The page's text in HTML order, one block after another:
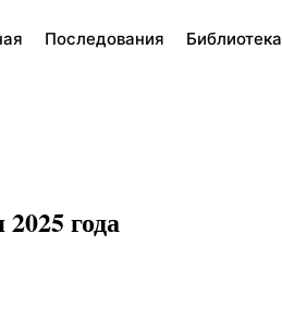
Последования Библиотека
года